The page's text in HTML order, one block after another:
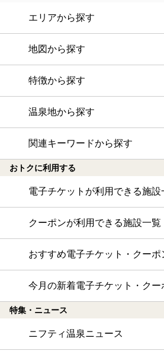
エリアから探す
地図から探す
特徴から探す
温泉地から探す
関連キーワードから探す
おトクに利用する
電子チケットが利用できる施設
クーポンが利用できる施設一覧
おすすめ電子チケット・クーポ
今月の新着電子チケット・クー
特集・ニュース
ニフティ温泉ニュース